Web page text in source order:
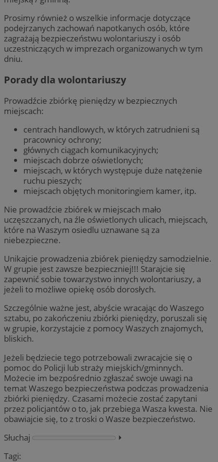
Prosimy również o wszelkie informacje dotyczące
podejrzanych zachowań napotkanych osób, które
zagrażają bezpieczeństwu wolontariuszy i osób
uczestniczących w imprezach organizowanych w tym
dniu.
Porady dla wolontariuszy
Prowadźcie zbiórkę pieniędzy w bezpiecznych
miejscach:
centrach handlowych, w których zatrudnieni są
pracownicy ochrony;
głównych ciągach komunikacyjnych;
miejscach dobrze oświetlonych;
miejscach, w których występuje duże natężenie
ruchu pieszych;
miejscach objętych monitoringiem kamer, itp.
Nie prowadźcie zbiórek w miejscach mało
uczęszczanych, na źle oświetlonych ulicach, miejscach,
które na Waszym osiedlu uznawane są za
niebezpieczne.
Unikajcie prowadzenia zbiórek pieniędzy samodzielnie.
W grupie jest zawsze bezpieczniej!!! Starajcie się
zapewnić sobie towarzystwo innych wolontariuszy, a
jeżeli to możliwe opiekę osób dorosłych.
Szczególnie ważne jest, abyście wracając do Waszego
sztabu, po zakończeniu zbiórki pieniędzy, poruszali się
w grupie, korzystajcie z pomocy Waszych znajomych,
bliskich.
Jeżeli będziecie tego potrzebowali zwracajcie się o
pomoc do Policji lub straży miejskich/gminnych.
Możecie im bezpośrednio zgłaszać swoje uwagi na
temat Waszego bezpieczeństwa podczas prowadzenia
zbiórki pieniędzy. Czasami możecie zostać zapytani
przez policjantów o to, jak przebiega Wasza kwesta. Nie
obawiajcie się, to z troski o Wasze bezpieczeństwo.
Słuchaj
⏵︎
Tagi: